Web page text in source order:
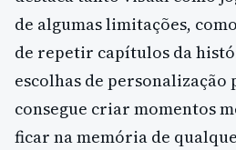
de algumas limitações,
de repetir capítulos da
escolhas de personalização
consegue criar momentos
ficar na memória de